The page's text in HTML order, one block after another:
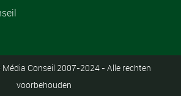
Conseil 2007-2024 - Alle rechten
voorbehouden